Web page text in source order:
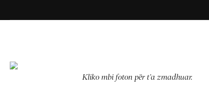
Kliko mbi foton për t’a zmadhuar.